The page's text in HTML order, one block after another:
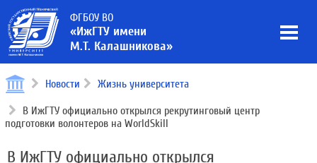
ФГБОУ ВО
«ИжГТУ имени
М.Т. Калашникова»
Новости Жизнь университета
В ИжГТУ официально открылся рекрутинговый центр
подготовки волонтеров на WorldSkill
В ИжГТУ официально открылся